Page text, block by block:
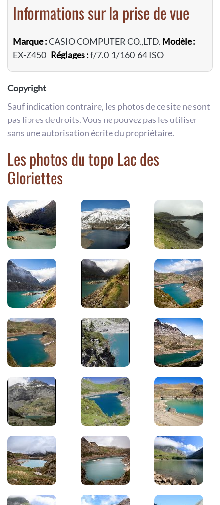
Informations sur la prise de vue
Marque :CASIO COMPUTER CO.,LTD. Modèle :
EX-Z450 Réglages :f/7.0 1/160 64 ISO
Copyright
Sauf indication contraire, les photos de ce site ne sont
pas libres de droits. Vous ne pouvez pas les utiliser
sans une autorisation écrite du propriétaire.
Les photos du topo Lac des
Gloriettes